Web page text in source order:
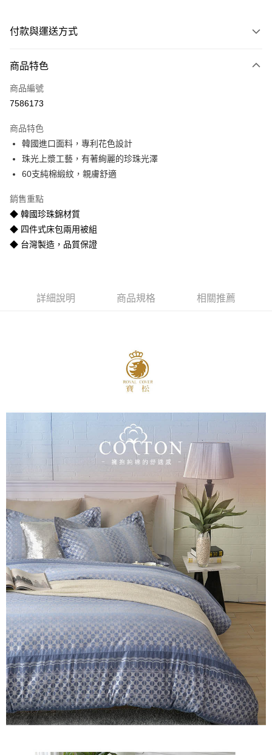
付款與運送方式
信用卡一次付款
LINE Pay
街口支付
悠遊付
全盈+PAY
AFTEE先享後付
相關說明
１．簡單：不需註冊會員、不需綁卡、不需儲值。
２．便利：只要手機號碼，簡訊認證，即可結帳。
結帳頁面，進行簡訊認證並確認金額後，即可完成結帳。
２．訂單成立數日內，您將收到繳費通知簡訊。
３．收到繳費通知簡訊後14天內，點擊此簡訊中的連結，可透過四大超商／
ATM／網路銀行／等多元方式進行付款，方視為交易完成。
購買商品的店家。未經商家同意取消之訂單仍視為有效，需透過AFTEE先享
後付繳納相關費用。
※ 交易是否成功請以「AFTEE先享後付 」之結帳頁面顯示為準，若有關於
是否繳費成功／繳費後需取消欲退款等相關疑問，請聯繫「AFTEE先享後付
客戶支援中心」
https://netprotections.freshdesk.com/support/home
１．透過由恩沛科技股份有限公司提供之「AFTEE先享後付」服務完成之交
易，需依本服務之必要範圍內提供個人資料，並將交易相關給付款項請求債
權轉讓予恩沛科技股份有限公司。
２．關於個人資料處理事宜，請瀏覽以下網址：
https://aftee.tw/terms/#terms3
３．未成年的使用者請事先徵得法定代理人或監護人之同意方可使用
「AFTEE先享後付」，若未經同意申辦者引起之損失，本公司不負相關責
任。
４．使用「AFTEE先享後付」時，將依據個別帳號之用戶狀況，依本公司即
時審查核予不同之上限額度；若仍有額度不足之情形，本公司將視審查結果
請求用戶進行身份認證。
５．嚴禁一人註冊多個帳號或使用他人資訊註冊。若發現惡意使用之情形，
恩沛科技股份有限公司將有權停止該用戶之使用額度並採取法律行動。
運送方式
商品特色
商品編號
7586173
商品特色
韓國進口面料，專利花色設計
珠光上漿工藝，有著絢麗的珍珠光澤
60支純棉緞紋，親膚舒適
銷售重點
◆ 韓國珍珠錦材質
◆ 四件式床包兩用被組
◆ 台灣製造，品質保證
詳細說明 商品規格 相關推薦